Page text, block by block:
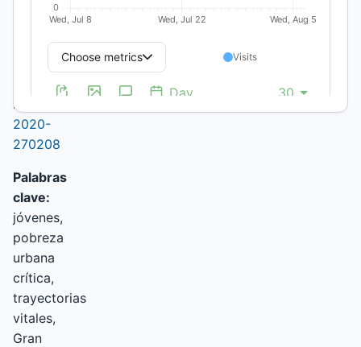
Universidad
Nacional de
Tucumán
https://doi.org/10.19137/pys-
2020-
270208
Palabras
clave:
jóvenes,
pobreza
urbana
crítica,
trayectorias
vitales,
Gran